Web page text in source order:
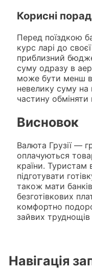
Корисні
Перед поїздкою
курс ларі до
приблизний
суму одразу в
може бути менш
невелику суму на
частину обміняти
Висновок
Валюта Грузії —
оплачуються
країни. Туристам
підготувати
також мати
безготівкових
комфортно
зайвих
Навігація